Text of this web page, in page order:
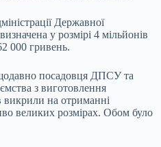
Державної
у розмірі 4 мільйонів
000 гривень.
посадовця ДПСУ та
з виготовлення
викрили на отриманні
великих розмірах. Обом було